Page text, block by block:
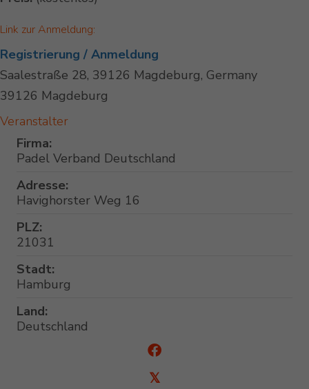
Link zur Anmeldung:
Registrierung / Anmeldung
Saalestraße 28, 39126 Magdeburg, Germany
39126 Magdeburg
Veranstalter
Firma:
Padel Verband Deutschland
Adresse:
Havighorster Weg 16
PLZ:
21031
Stadt:
Hamburg
Land:
Deutschland
𝕏